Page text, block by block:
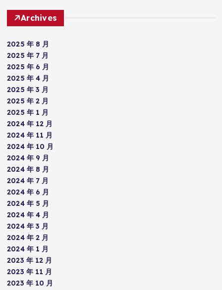
Archives
2025 年 8 月
2025 年 7 月
2025 年 6 月
2025 年 4 月
2025 年 3 月
2025 年 2 月
2025 年 1 月
2024 年 12 月
2024 年 11 月
2024 年 10 月
2024 年 9 月
2024 年 8 月
2024 年 7 月
2024 年 6 月
2024 年 5 月
2024 年 4 月
2024 年 3 月
2024 年 2 月
2024 年 1 月
2023 年 12 月
2023 年 11 月
2023 年 10 月